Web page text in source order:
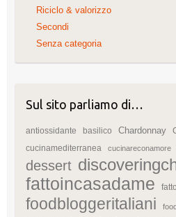
Riciclo & valorizzo
Secondi
Senza categoria
Sul sito parliamo di…
antiossidante basilico Chardonnay
cucinamediterranea cucinareconamore
dessert
fattoincasadame
foodbloggeritaliani